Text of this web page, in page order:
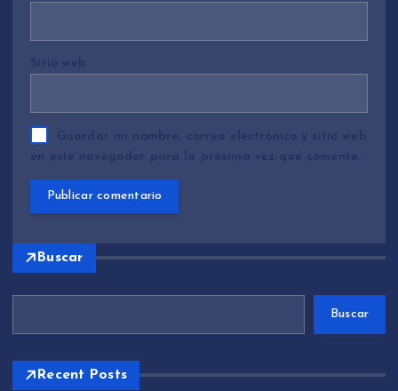
Sitio web
Guardar mi nombre, correo electrónico y sitio web
en este navegador para la próxima vez que comente.
Buscar
Buscar
Recent Posts